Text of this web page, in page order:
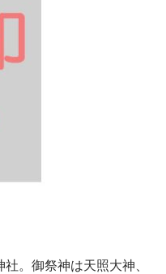
。御祭神は天照大神、